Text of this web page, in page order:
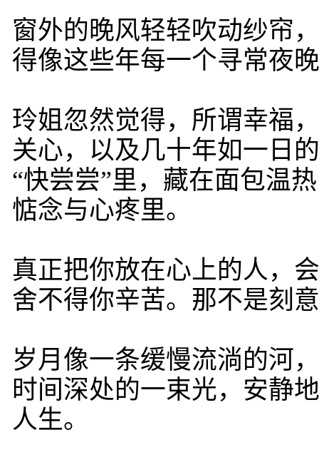
窗外的晚风轻轻吹动纱帘
得像这些年每一个寻常夜
玲姐忽然觉得，所谓幸福
关心，以及几十年如一日
“快尝尝”里，藏在面包温
惦念与心疼里。
真正把你放在心上的人，
舍不得你辛苦。那不是刻
岁月像一条缓慢流淌的河
时间深处的一束光，安静
人生。